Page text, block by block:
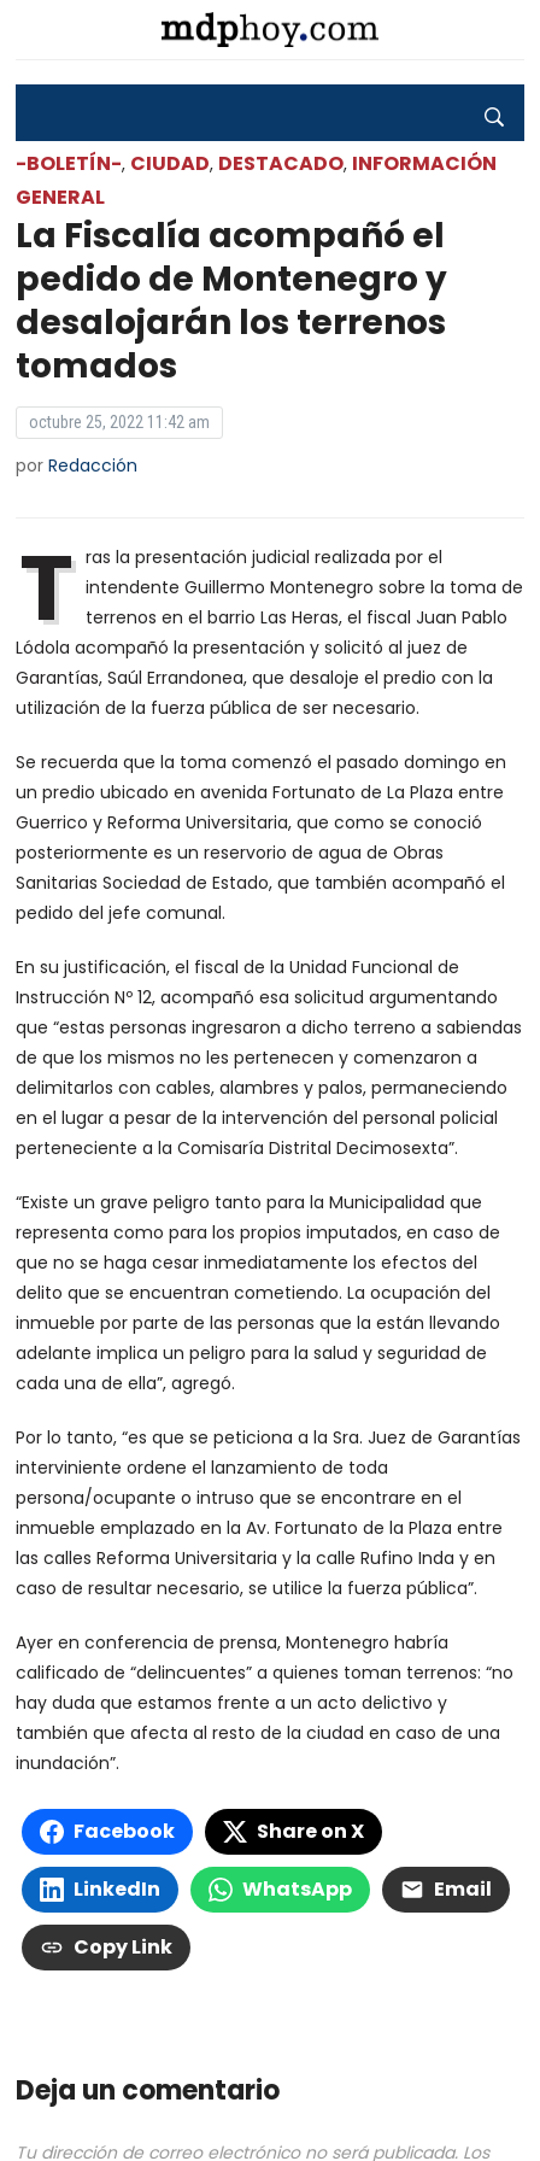
-BOLETÍN-, CIUDAD, DESTACADO, INFORMACIÓN
GENERAL
La Fiscalía acompañó el
pedido de Montenegro y
desalojarán los terrenos
tomados
octubre 25, 2022 11:42 am
porRedacción
T ras la presentación judicial realizada por el
intendente Guillermo Montenegro sobre la toma de
terrenos en el barrio Las Heras, el fiscal Juan Pablo
Lódola acompañó la presentación y solicitó al juez de
Garantías, Saúl Errandonea, que desaloje el predio con la
utilización de la fuerza pública de ser necesario.
Se recuerda que la toma comenzó el pasado domingo en
un predio ubicado en avenida Fortunato de La Plaza entre
Guerrico y Reforma Universitaria, que como se conoció
posteriormente es un reservorio de agua de Obras
Sanitarias Sociedad de Estado, que también acompañó el
pedido del jefe comunal.
En su justificación, el fiscal de la Unidad Funcional de
Instrucción Nº 12, acompañó esa solicitud argumentando
que “estas personas ingresaron a dicho terreno a sabiendas
de que los mismos no les pertenecen y comenzaron a
delimitarlos con cables, alambres y palos, permaneciendo
en el lugar a pesar de la intervención del personal policial
perteneciente a la Comisaría Distrital Decimosexta”.
“Existe un grave peligro tanto para la Municipalidad que
representa como para los propios imputados, en caso de
que no se haga cesar inmediatamente los efectos del
delito que se encuentran cometiendo. La ocupación del
inmueble por parte de las personas que la están llevando
adelante implica un peligro para la salud y seguridad de
cada una de ella”, agregó.
Por lo tanto, “es que se peticiona a la Sra. Juez de Garantías
interviniente ordene el lanzamiento de toda
persona/ocupante o intruso que se encontrare en el
inmueble emplazado en la Av. Fortunato de la Plaza entre
las calles Reforma Universitaria y la calle Rufino Inda y en
caso de resultar necesario, se utilice la fuerza pública”.
Ayer en conferencia de prensa, Montenegro habría
calificado de “delincuentes” a quienes toman terrenos: “no
hay duda que estamos frente a un acto delictivo y
también que afecta al resto de la ciudad en caso de una
inundación”.
Facebook Share on X
LinkedIn WhatsApp Email
Copy Link
Deja un comentario
Tu dirección de correo electrónico no será publicada. Los